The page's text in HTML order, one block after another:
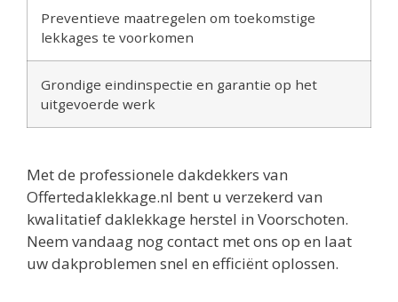
Preventieve maatregelen om toekomstige
lekkages te voorkomen
Grondige eindinspectie en garantie op het
uitgevoerde werk
Met de professionele dakdekkers van
Offertedaklekkage.nl bent u verzekerd van
kwalitatief daklekkage herstel in Voorschoten.
Neem vandaag nog contact met ons op en laat
uw dakproblemen snel en efficiënt oplossen.